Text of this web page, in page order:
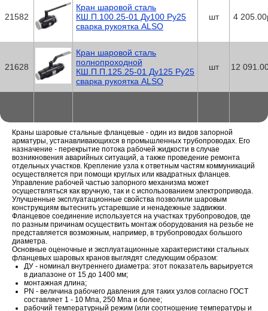
21582
Кран шаровой сталь
КШ.П.100.25-01 Ду100 Ру25
сварка рукоятка ALSO
шт 4
21628
Кран шаровой сталь
полнопроходной
КШ.П.П.125.25-01 Ду125 Ру25
сварка рукоятка ALSO
шт 12
Краны шаровые стальные фланцевые - один из видов запорной
арматуры, устанавливающихся в промышленных трубопроводах. Его
назначение - перекрытие потока рабочей жидкости в случае
возникновения аварийных ситуаций, а также проведение ремонта
отдельных участков. Крепление узла к ответным частям коммуникаций
осуществляется при помощи круглых или квадратных фланцев.
Управление рабочей частью запорного механизма может
осуществляться как вручную, так и с использованием электропривода.
Улучшенные эксплуатационные свойства позволили шаровым
конструкциям вытеснить устаревшие и ненадежные задвижки.
Фланцевое соединение используется на участках трубопроводов, где
по разным причинам осуществить монтаж оборудования на резьбе не
представляется возможным, например, в трубопроводах большого
диаметра.
Основные оценочные и эксплуатационные характеристики стальных
фланцевых шаровых кранов выглядят следующим образом:
ДУ - номинал внутреннего диаметра: этот показатель варьируется
в диапазоне от 15 до 1400 мм;
монтажная длина;
PN - величина рабочего давления для таких узлов согласно ГОСТ
составляет 1 - 10 Мпа, 250 Мпа и более;
рабочий температурный режим (или соотношение температуры и